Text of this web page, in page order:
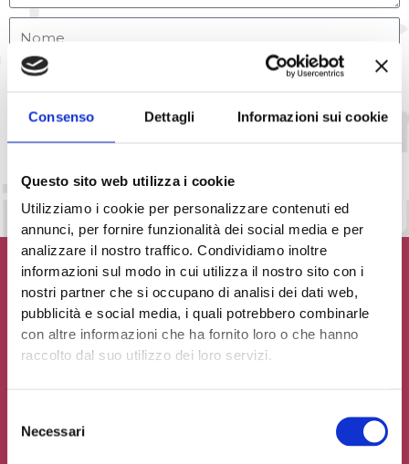
Consenso Dettagli Informazioni sui cookie
Questo sito web utilizza i cookie
Utilizziamo i cookie per personalizzare contenuti ed
annunci, per fornire funzionalità dei social media e per
analizzare il nostro traffico. Condividiamo inoltre
informazioni sul modo in cui utilizza il nostro sito con i
nostri partner che si occupano di analisi dei dati web,
pubblicità e social media, i quali potrebbero combinarle
con altre informazioni che ha fornito loro o che hanno
raccolto dal suo utilizzo dei loro servizi.
delNecessari
Privacy Policy
Contribuisci al glossario